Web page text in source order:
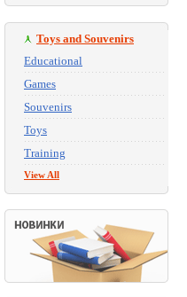
Toys and Souvenirs
Educational
Games
Souvenirs
Toys
Training
View All